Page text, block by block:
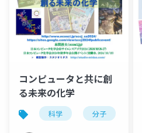
コンピュータと共に創
る未来の化学
科学 分子